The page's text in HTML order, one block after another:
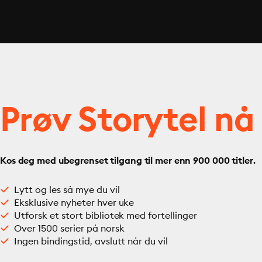
Prøv Storytel nå
Kos deg med ubegrenset tilgang til mer enn 900 000 titler.
Lytt og les så mye du vil
Eksklusive nyheter hver uke
Utforsk et stort bibliotek med fortellinger
Over 1500 serier på norsk
Ingen bindingstid, avslutt når du vil